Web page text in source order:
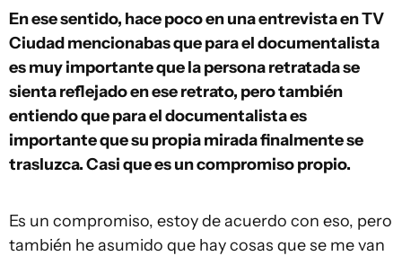
En ese sentido, hace poco en una entrevista en TV
Ciudad mencionabas que para el documentalista
es muy importante que la persona retratada se
sienta reflejado en ese retrato, pero también
entiendo que para el documentalista es
importante que su propia mirada finalmente se
trasluzca. Casi que es un compromiso propio.
Es un compromiso, estoy de acuerdo con eso, pero
también he asumido que hay cosas que se me van